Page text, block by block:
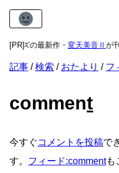
[PR]
リーズの最新作・変天美音Ⅱが
記事 検索 おたより フ
comment
今すぐコメントを投稿で
す。 フィード:commentも